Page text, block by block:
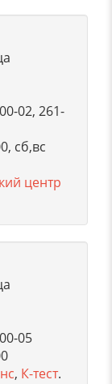
02, 261-
сб,вс
центр
05
, К-тест.